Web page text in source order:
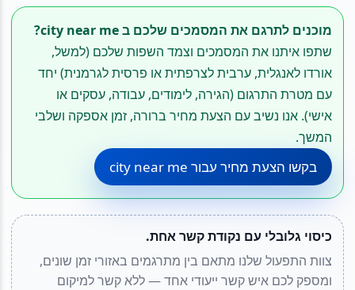
מוכנים לתרגם את המסמכים שלכם ב city near me?
שתפו איתנו את המסמכים וצמד השפות שלכם (למשל,
אורדו לאנגלית, ערבית לצרפתית או פרסית לגרמנית) יחד
עם מטרת התרגום (הגירה, לימודים, עבודה, עסקים או
אישי). אנו נשיב עם הצעת מחיר ברורה, זמן אספקה ושלבי
המשך.
בקשו הצעת מחיר עבור city near me
כיסוי גלובלי עם נקודת קשר אחת.
צוות התפעול שלנו מתאם בין מתרגמים באזורי זמן שונים,
ומספק לכם איש קשר ייעודי אחד — ללא קשר למיקום